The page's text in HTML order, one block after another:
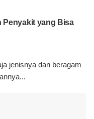
Penyakit yang Bisa
jenisnya dan beragam